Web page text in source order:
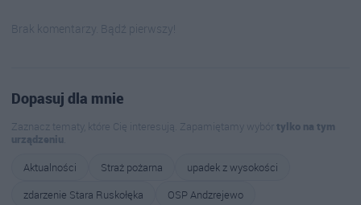
Brak komentarzy. Bądź pierwszy!
Dopasuj dla mnie
Zaznacz tematy, które Cię interesują. Zapamiętamy wybórtylko na tym
urządzeniu.
Aktualności
Straż pożarna
upadek z wysokości
zdarzenie Stara Ruskołęka
OSP Andzrejewo